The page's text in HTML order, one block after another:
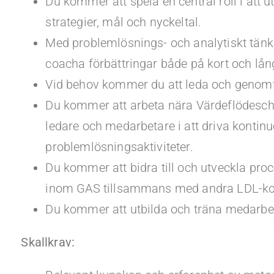
strategier, mål och nyckeltal.
Med problemlösnings- och analytiskt
coacha förbättringar både på kort och
Vid behov kommer du att leda och
Du kommer att arbeta nära
ledare och medarbetare i att driva
problemlösningsaktiviteter.
Du kommer att bidra till och utveckla
inom GAS tillsammans med andra LDL-
Du kommer att utbilda och träna
Skallkrav: